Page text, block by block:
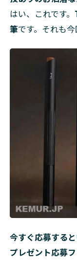
はい、これです。
筆です。それも
今すぐ応募する
プレゼント応募